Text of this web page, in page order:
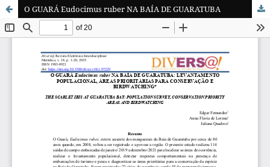
O GUARÁ Eudocimus ruber NA BAÍA DE GUARATUBA